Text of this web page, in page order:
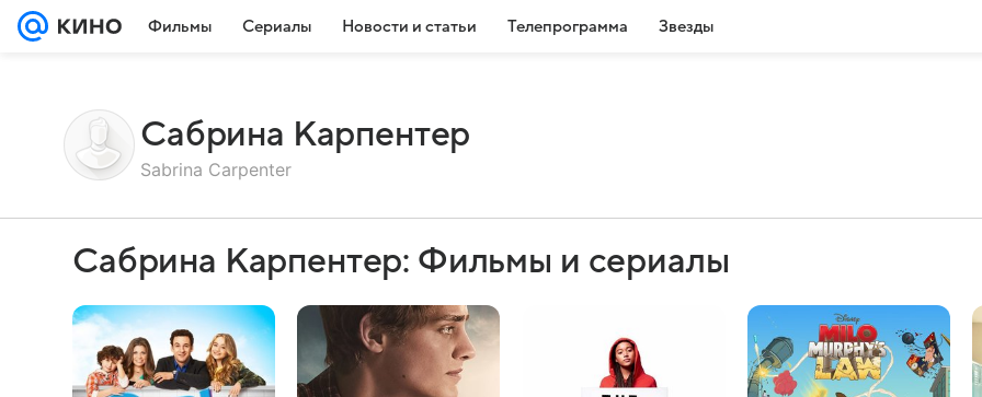
Фильмы Сериалы Новости и статьи Телепрограмма Звезды
Сабрина Карпентер
Sabrina Carpenter
Сабрина Карпентер: Фильмы и сериалы